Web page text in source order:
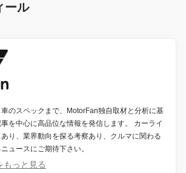
ール
のスペックまで、MotorFan独自取材と分析に基
を中心に高品位な情報を発信します。 カーライ
り、業界動向を探る考察あり、クルマに関わる
ュースにご期待下さい。
もっと見る